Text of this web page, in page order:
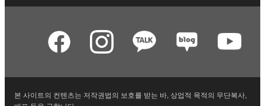
본 사이트의 컨텐츠는 저작권법의 보호를 받는 바, 상업적 목적의 무단복사,